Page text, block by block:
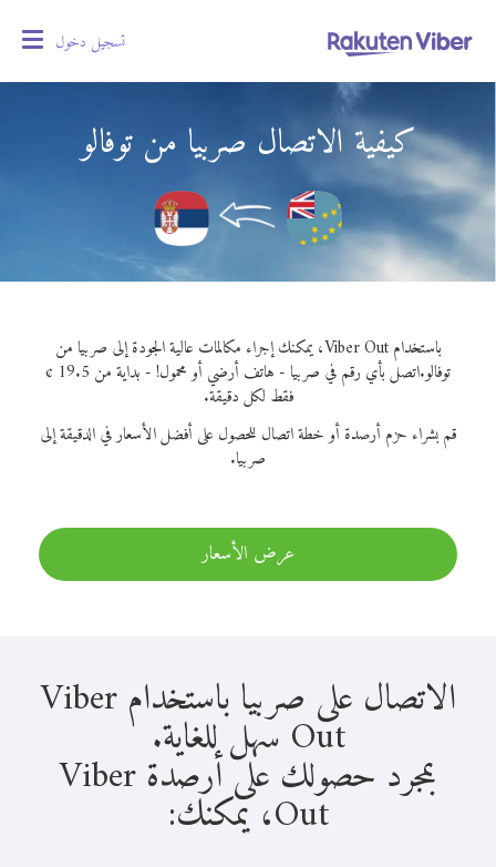
تسجيل دخول
كيفية الاتصال صربيا من توفالو
باستخدام Viber Out، يمكنك إجراء مكالمات عالية الجودة إلى صربيا من
توفالو.
اتصل بأي رقم في صربيا - هاتف أرضي أو محمول! - بداية من 19.5 ¢
فقط لكل دقيقة.
قم بشراء حزم أرصدة أو خطة اتصال للحصول على أفضل الأسعار في الدقيقة إلى
صربيا.
عرض الأسعار
الاتصال على صربيا باستخدام Viber
Out سهل للغاية.
بمجرد حصولك على أرصدة Viber
Out، يمكنك: